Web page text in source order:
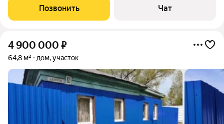
черте города м-p. Осташково СНТ "Магистраль" на 5-ой аллее.
В доме на 1-м этаже
Позвонить Чат
4 900 000 ₽
64,8 м² дом, участок